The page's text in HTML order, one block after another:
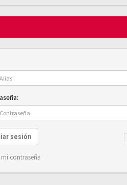
sesión
mi contraseña